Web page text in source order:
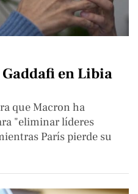
en Libia
que Macron ha
"eliminar líderes
París pierde su